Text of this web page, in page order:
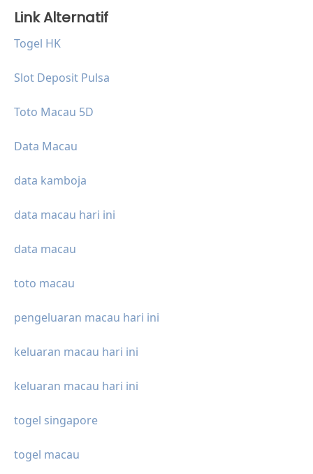
Link Alternatif
Togel HK
Slot Deposit Pulsa
Toto Macau 5D
Data Macau
data kamboja
data macau hari ini
data macau
toto macau
pengeluaran macau hari ini
keluaran macau hari ini
keluaran macau hari ini
togel singapore
togel macau